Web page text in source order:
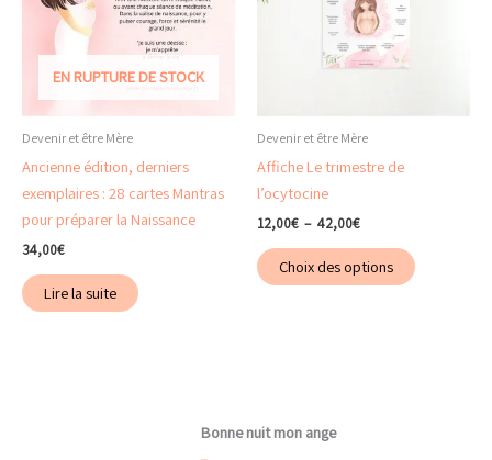
EN RUPTURE DE STOCK
Devenir et être Mère
Ancienne édition, derniers
exemplaires : 28 cartes Mantras
pour préparer la Naissance
34,00€
Lire la suite
Devenir et être Mère
Affiche Le trimestre de
l’ocytocine
12,00€ – 42,00€Plage
prix :
12,00€
Choix des options
produit
Bonne nuit mon ange